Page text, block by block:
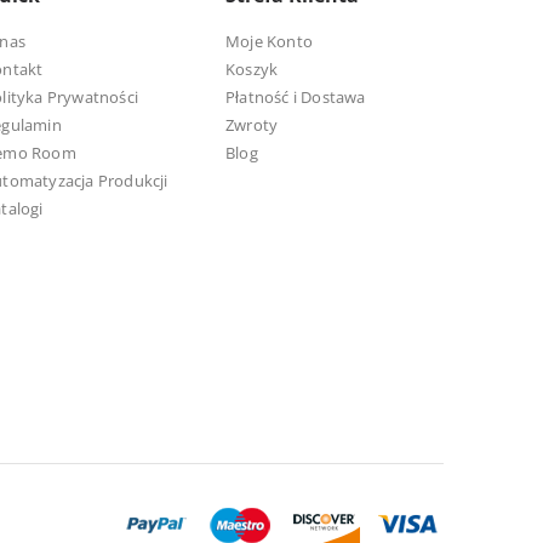
Prywatności
Room
Produkcji
Moje Konto
Koszyk
Płatność i Dostawa
Zwroty
Blog